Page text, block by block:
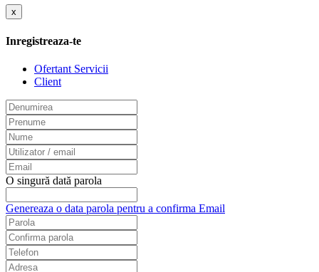
x
Inregistreaza-te
Ofertant Servicii
Client
O singură dată parola
Genereaza o data parola pentru a confirma Email